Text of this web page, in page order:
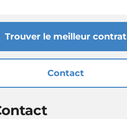
Trouver le meilleur contrat
Contact